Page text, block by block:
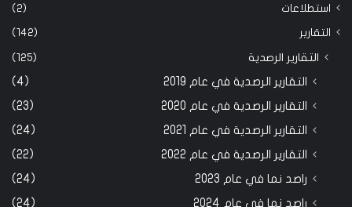
استطلاعات (2)
التقارير (142)
التقارير الرصدية (125)
التقارير الرصدية في عام 2019
(4)
التقارير الرصدية في عام 2020
(23)
التقارير الرصدية في عام 2021
(24)
التقارير الرصدية في عام 2022
(22)
راصد نما في عام 2023
(24)
راصد نما في عام 2024
(24)